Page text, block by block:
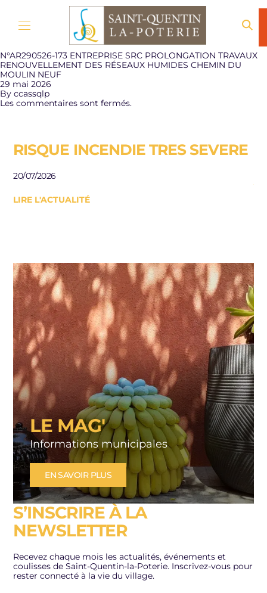
N°AR290526-173 ENTREPRISE SRC PROLONGATION TRAVAUX
RENOUVELLEMENT DES RÉSEAUX HUMIDES CHEMIN DU
MOULIN NEUF
29 mai 2026
By ccassqlp
Les commentaires sont fermés.
RISQUE INCENDIE TRES SEVERE
LIRE L'ACTUALITÉ
20/07/2026
LE MAG'
Informations municipales
EN SAVOIR PLUS
S’INSCRIRE À LA
NEWSLETTER
Recevez chaque mois les actualités, événements et
coulisses de Saint-Quentin-la-Poterie. Inscrivez-vous pour
rester connecté à la vie du village.